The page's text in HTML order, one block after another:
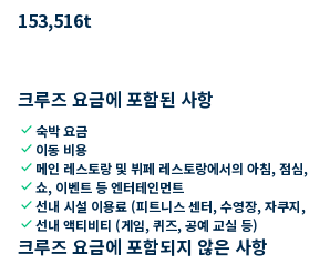
153,516t
크루즈 요금에 포함된 사항
check숙박 요금
check 이동 비용
check 메인 레스토랑 및 뷔페 레스토랑에서의 아침, 점심
check쇼, 이벤트 등 엔터테인먼트
check선내 시설 이용료 (피트니스 센터, 수영장, 자쿠지
check선내 액티비티 (게임, 퀴즈, 공예 교실 등)
크루즈 요금에 포함되지 않은 사항